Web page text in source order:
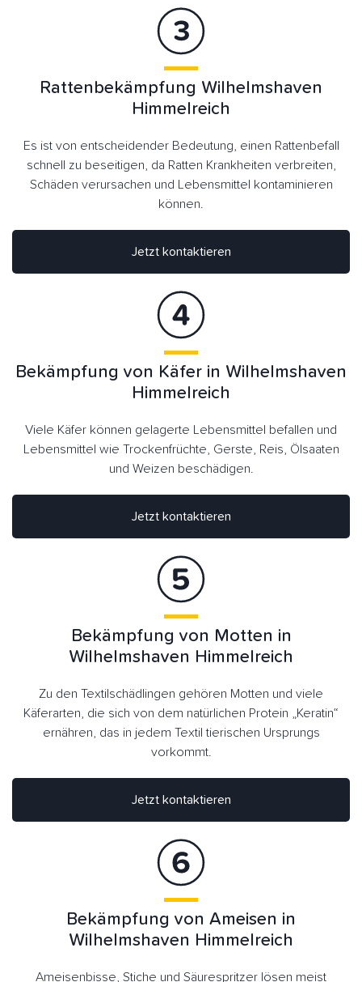
Rattenbekämpfung Wilhelmshaven
Himmelreich
Es ist von entscheidender Bedeutung, einen Rattenbefall
schnell zu beseitigen, da Ratten Krankheiten verbreiten,
Schäden verursachen und Lebensmittel kontaminieren
können.
Jetzt kontaktieren
Jetzt kontaktieren
Bekämpfung von Käfer in Wilhelmshaven
Himmelreich
Viele Käfer können gelagerte Lebensmittel befallen und
Lebensmittel wie Trockenfrüchte, Gerste, Reis, Ölsaaten
und Weizen beschädigen.
Bekämpfung von Motten in
Wilhelmshaven Himmelreich
Zu den Textilschädlingen gehören Motten und viele
Käferarten, die sich von dem natürlichen Protein „Keratin“
ernähren, das in jedem Textil tierischen Ursprungs
vorkommt.
Jetzt kontaktieren
Bekämpfung von Ameisen in
Wilhelmshaven Himmelreich
Ameisenbisse, Stiche und Säurespritzer lösen meist